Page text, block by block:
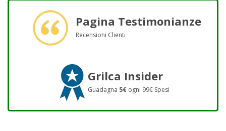
Pagina Testimonianze
Recensioni Clienti
Grilca Insider
Guadagna 5€ ogni 99€ Spesi